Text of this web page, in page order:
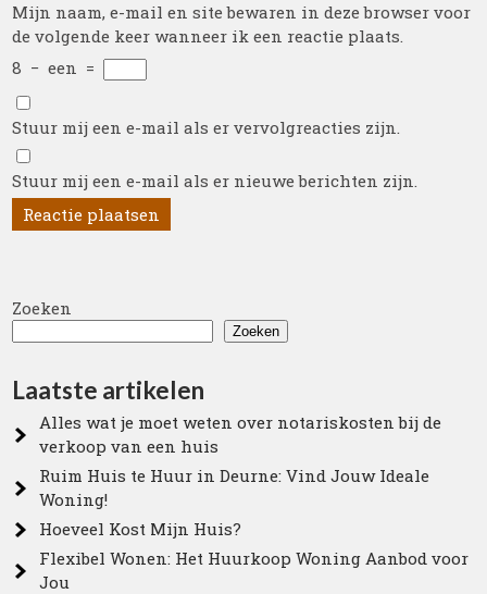
Mijn naam, e-mail en site bewaren in deze browser voor
de volgende keer wanneer ik een reactie plaats.
8 − een =
Stuur mij een e-mail als er vervolgreacties zijn.
Stuur mij een e-mail als er nieuwe berichten zijn.
Zoeken
Zoeken
Laatste artikelen
Alles wat je moet weten over notariskosten bij de
verkoop van een huis
Ruim Huis te Huur in Deurne: Vind Jouw Ideale
Woning!
Hoeveel Kost Mijn Huis?
Flexibel Wonen: Het Huurkoop Woning Aanbod voor
Jou